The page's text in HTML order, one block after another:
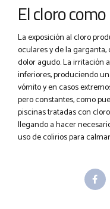
El cloro
La exposición al cloro
oculares y de la
dolor agudo. La irritación
inferiores, produciendo
vómito y en casos
pero constantes, como
piscinas tratadas con
llegando a hacer
uso de colirios para